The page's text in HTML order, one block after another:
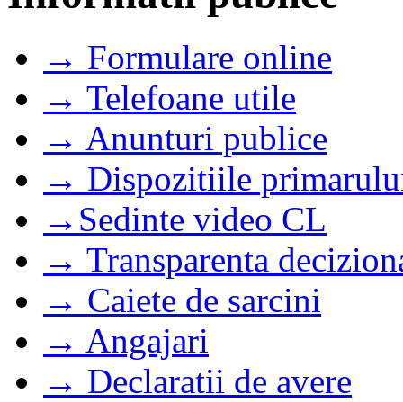
→ Formulare online
→ Telefoane utile
→ Anunturi publice
→ Dispozitiile
→Sedinte video CL
→ Transparenta
→ Caiete de sarcini
→ Angajari
→ Declaratii de avere